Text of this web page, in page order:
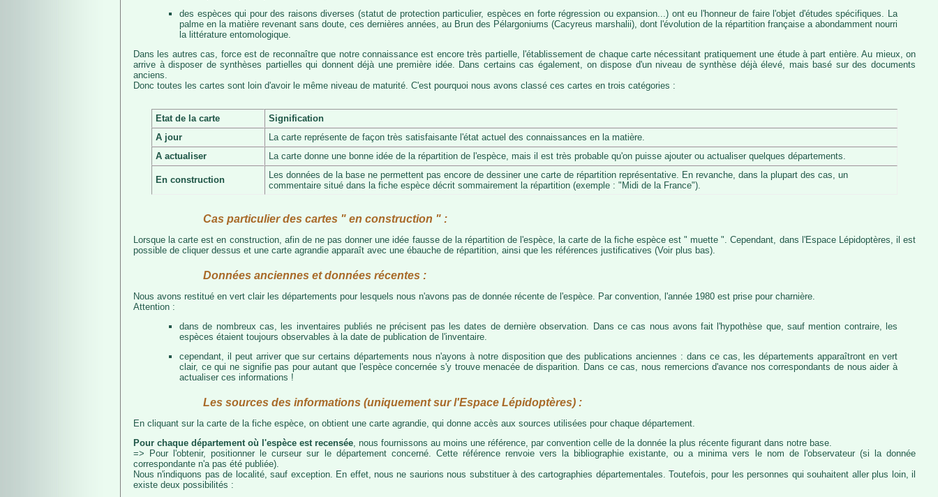
des espèces qui pour des raisons diverses (statut de protection particulier, espèces en forte régression ou expansion...) ont eu l'honneur de faire l'objet d'études spécifiques. La
palme en la matière revenant sans doute, ces dernières années, au Brun des Pélargoniums (Cacyreus marshalii), dont l'évolution de la répartition française a abondamment nourri
la littérature entomologique.
Dans les autres cas, force est de reconnaître que notre connaissance est encore très partielle, l'établissement de chaque carte nécessitant pratiquement une étude à part entière. Au mieux, on
arrive à disposer de synthèses partielles qui donnent déjà une première idée. Dans certains cas également, on dispose d'un niveau de synthèse déjà élevé, mais basé sur des documents
anciens.
Donc toutes les cartes sont loin d'avoir le même niveau de maturité. C'est pourquoi nous avons classé ces cartes en trois catégories :
Etat de la carte
Signification
A jour
La carte représente de façon très satisfaisante l'état actuel des connaissances en la matière.
A actualiser
La carte donne une bonne idée de la répartition de l'espèce, mais il est très probable qu'on puisse ajouter ou actualiser quelques départements.
En construction
Les données de la base ne permettent pas encore de dessiner une carte de répartition représentative. En revanche, dans la plupart des cas, un
commentaire situé dans la fiche espèce décrit sommairement la répartition (exemple : "Midi de la France").
Cas particulier des cartes " en construction " :
Lorsque la carte est en construction, afin de ne pas donner une idée fausse de la répartition de l'espèce, la carte de la fiche espèce est " muette ". Cependant, dans l'Espace Lépidoptères, il est
possible de cliquer dessus et une carte agrandie apparaît avec une ébauche de répartition, ainsi que les références justificatives (Voir plus bas).
Données anciennes et données récentes :
Nous avons restitué en vert clair les départements pour lesquels nous n'avons pas de donnée récente de l'espèce. Par convention, l'année 1980 est prise pour charnière.
Attention :
dans de nombreux cas, les inventaires publiés ne précisent pas les dates de dernière observation. Dans ce cas nous avons fait l'hypothèse que, sauf mention contraire, les
espèces étaient toujours observables à la date de publication de l'inventaire.
cependant, il peut arriver que sur certains départements nous n'ayons à notre disposition que des publications anciennes : dans ce cas, les départements apparaîtront en vert
clair, ce qui ne signifie pas pour autant que l'espèce concernée s'y trouve menacée de disparition. Dans ce cas, nous remercions d'avance nos correspondants de nous aider à
actualiser ces informations !
Les sources des informations (uniquement sur l'Espace Lépidoptères) :
En cliquant sur la carte de la fiche espèce, on obtient une carte agrandie, qui donne accès aux sources utilisées pour chaque département.
Pour chaque département où l'espèce est recensée , nous fournissons au moins une référence, par convention celle de la donnée la plus récente figurant dans notre base.
=> Pour l'obtenir, positionner le curseur sur le département concerné. Cette référence renvoie vers la bibliographie existante, ou a minima vers le nom de l'observateur (si la donnée
correspondante n'a pas été publiée).
Nous n'indiquons pas de localité, sauf exception. En effet, nous ne saurions nous substituer à des cartographies départementales. Toutefois, pour les personnes qui souhaitent aller plus loin, il
existe deux possibilités :